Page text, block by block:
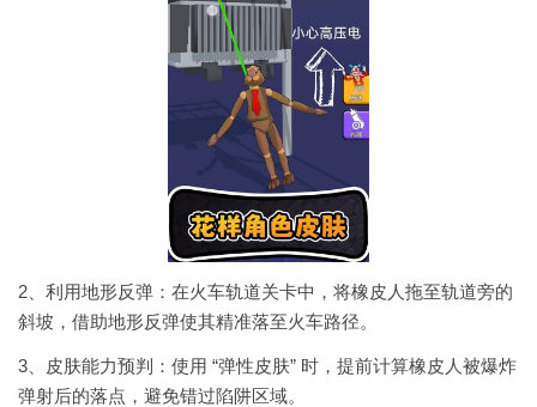
2、利用地形反弹：在火车轨道关卡中，将橡皮人拖至轨道旁的
斜坡，借助地形反弹使其精准落至火车路径。
3、皮肤能力预判：使用 “弹性皮肤” 时，提前计算橡皮人被爆炸
弹射后的落点，避免错过陷阱区域。